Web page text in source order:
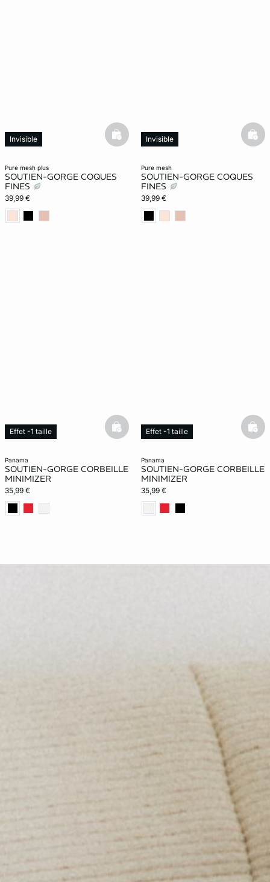
pure mesh plus
SOUTIEN-GORGE COQUES
FINES
39,99 €
Invisible basketfull
pure mesh
SOUTIEN-GORGE COQUES
FINES
39,99 €
Invisible
panama
SOUTIEN-GORGE CORBEILLE
MINIMIZER
35,99 €
Effet -1 taille basketfull
panama
SOUTIEN-GORGE CORBEILLE
MINIMIZER
35,99 €
Effet -1 taille